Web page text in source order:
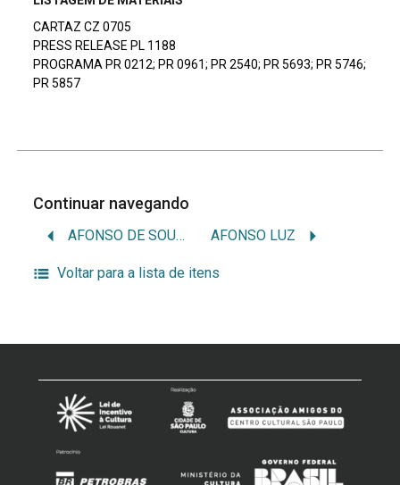
CARTAZ CZ 0705
PRESS RELEASE PL 1188
PROGRAMA PR 0212; PR 0961; PR 2540; PR 5693; PR 5746;
PR 5857
Continuar navegando
AFONSO DE SOUZA AFONSO LUZ
Voltar para a lista de itens